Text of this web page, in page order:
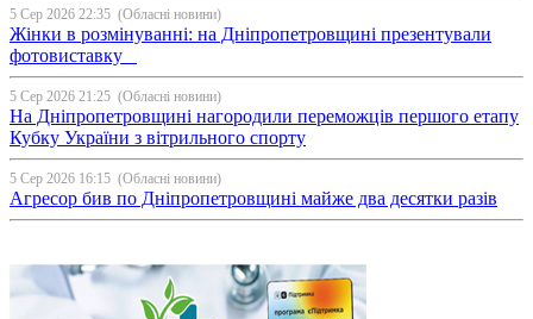
5 Сер 2026 22:35 (Обласні новини)
Жінки в розмінуванні: на Дніпропетровщині презентували
фотовиставку
5 Сер 2026 21:25 (Обласні новини)
На Дніпропетровщині нагородили переможців першого етапу
Кубку України з вітрильного спорту
5 Сер 2026 16:15 (Обласні новини)
Агресор бив по Дніпропетровщині майже два десятки разів